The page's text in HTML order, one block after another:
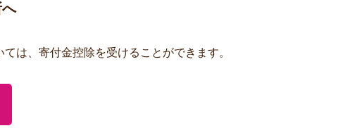
は、寄付金控除を受けることができます。